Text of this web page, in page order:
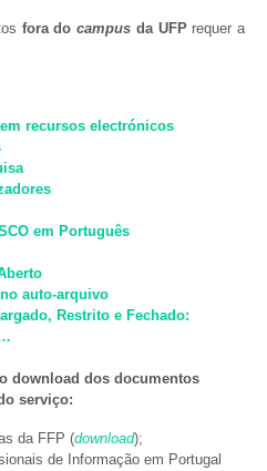
fora docampus da UFPrequer a
recursos electrónicos
em Português
auto-arquivo
Restrito e Fechado:
download dos documentos
serviço:
da FFP (download);
de Informação em Portugal